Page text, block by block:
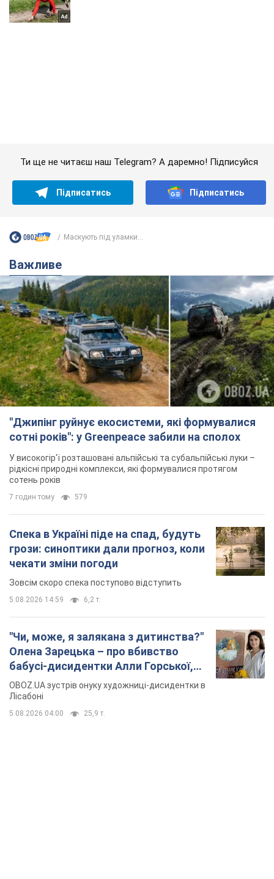
"Джипінг руйнує екосистеми, які формувалися
сотні років": у Greenpeace забили на сполох
У високогір'ї розташовані альпійські та субальпійські луки –
рідкісні природні комплекси, які формувалися протягом
сотень років
7 годин тому 579
грози: синоптики дали прогноз, коли
чекати зміни погоди
Зовсім скоро спека поступово відступить
5.08.2026 14:59
"Чи, може, я залякана з дитинства?"
Олена Зарецька – про вбивство
бабусі-дисидентки Алли Горської,
критику Дмитра Стуса та втечу в
OBOZ.UA зустрів онуку художниці-дисидентки в